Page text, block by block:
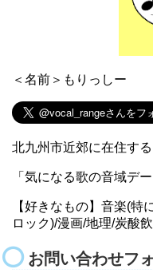
＜名前＞もりっしー
北九州市近郊に在住する
「気になる歌の音域デ
【好きなもの】音楽(特
ロック)/漫画/地理/炭酸
お問い合わせフ